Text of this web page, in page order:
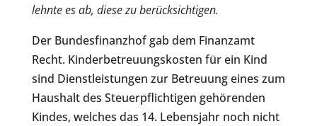
lehnte es ab, diese zu berücksichtigen.
Der Bundesfinanzhof gab dem Finanzamt
Recht. Kinderbetreuungskosten für ein Kind
sind Dienstleistungen zur Betreuung eines zum
Haushalt des Steuerpflichtigen gehörenden
Kindes, welches das 14. Lebensjahr noch nicht